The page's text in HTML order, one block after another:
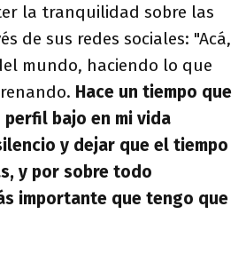
la tranquilidad sobre las
de sus redes sociales: "Acá,
mundo, haciendo lo que
Hace un tiempo que
bajo en mi vida
y dejar que el tiempo
y por sobre todo
importante que tengo que